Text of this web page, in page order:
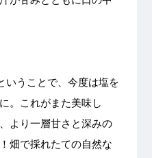
いうことで、今度は塩を
。これがまた美味し
より一層甘さと深みの
畑で採れたての自然な